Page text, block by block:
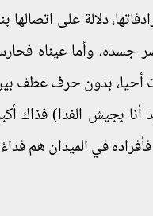
دلالة على
جسده، وأما عيناه
أحيا، بدون حرف عطف
بجيش الفدا) فذاك
في الميدان هم